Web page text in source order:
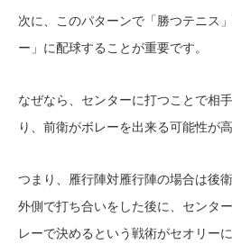
次に、このパターンで「勝つテニス
ー」に配球することが重要です。
なぜなら、センターに打つことで相
り、前衛がボレーを出来る可能性が
つまり、雁行陣対雁行陣の場合は後
外側で打ち合いをした後に、センタ
レーで決めるという戦術がセオリーに